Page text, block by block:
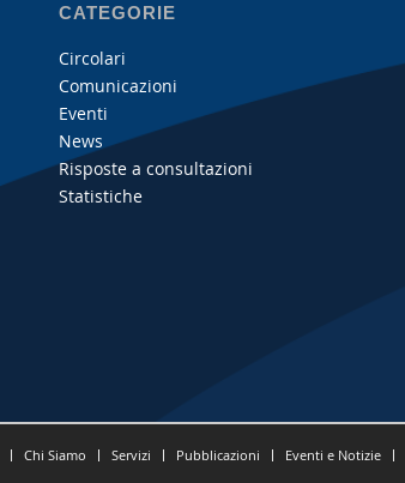
CATEGORIE
Circolari
Comunicazioni
Eventi
News
Risposte a consultazioni
Statistiche
Chi Siamo Servizi Pubblicazioni Eventi e Notizie